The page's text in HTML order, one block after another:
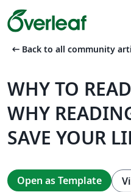
arrow_left_alt Back to all community
WHY TO
WHY
SAVE YOUR
Open as Template